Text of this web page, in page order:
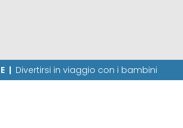
| Divertirsi in viaggio con i bambini